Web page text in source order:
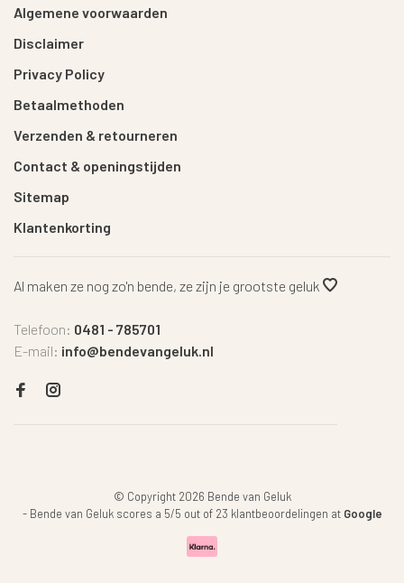
Algemene voorwaarden
Disclaimer
Privacy Policy
Betaalmethoden
Verzenden & retourneren
Contact & openingstijden
Sitemap
Klantenkorting
Al maken ze nog zo'n bende, ze zijn je grootste geluk
Telefoon: 0481 - 785701
E-mail: info@bendevangeluk.nl
© Copyright 2026 Bende van Geluk
- Bende van Geluk scores a 5/5 out of 23 klantbeoordelingen at Google